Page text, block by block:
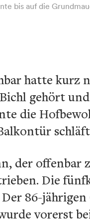
bis auf die
hatte kurz
gehört
die
der offenbar
Die
86-
vorerst